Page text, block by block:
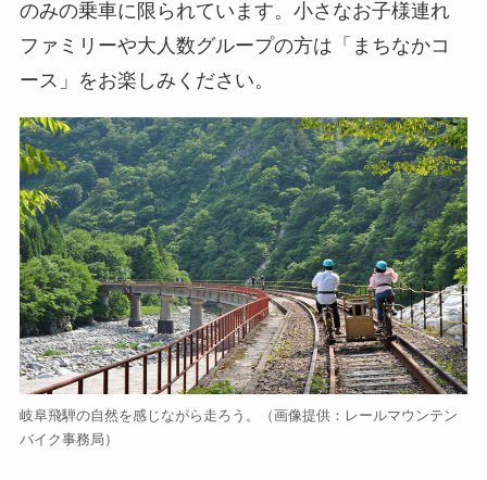
のみの乗車に限られています。小さなお子様連れ
ファミリーや大人数グループの方は「まちなかコ
ース」をお楽しみください。
岐阜飛騨の自然を感じながら走ろう。（画像提供：レールマウンテン
バイク事務局）